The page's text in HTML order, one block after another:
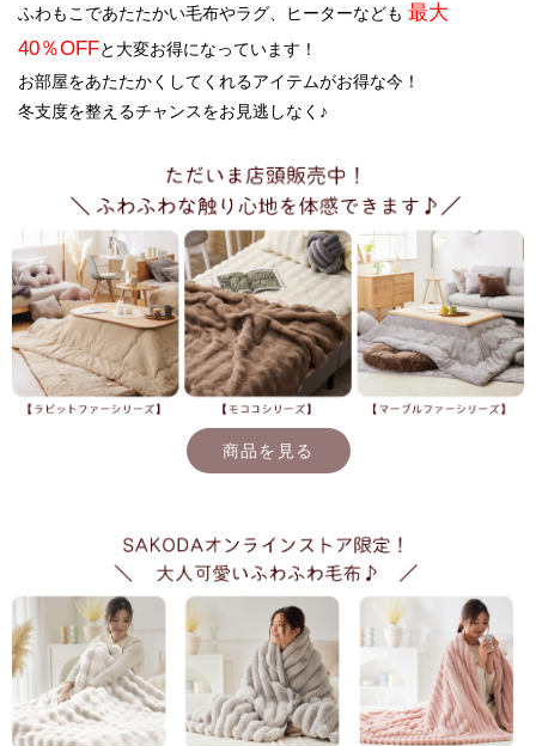
ふわもこであたたかい毛布やラグ、ヒーターなども 最大
40％OFFと大変お得になっています！
お部屋をあたたかくしてくれるアイテムがお得な今！
冬支度を整えるチャンスをお見逃しなく♪
商品を見る